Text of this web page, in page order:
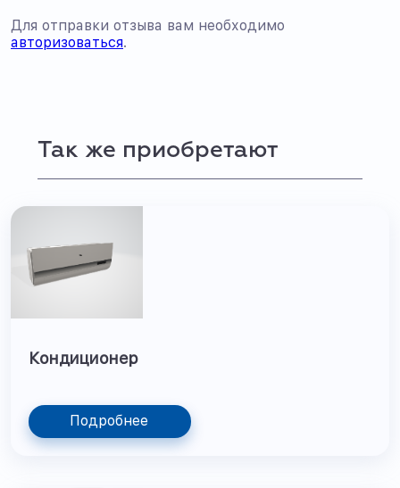
Для отправки отзыва вам необходимо
авторизоваться.
Так же приобретают
Кондиционер
Подробнее